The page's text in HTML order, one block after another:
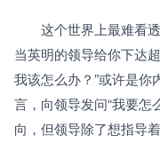
这个世界上最难看透
当英明的领导给你下达
我该怎么办？”或许是
言，向领导发问“我要怎
向，但领导除了想指导